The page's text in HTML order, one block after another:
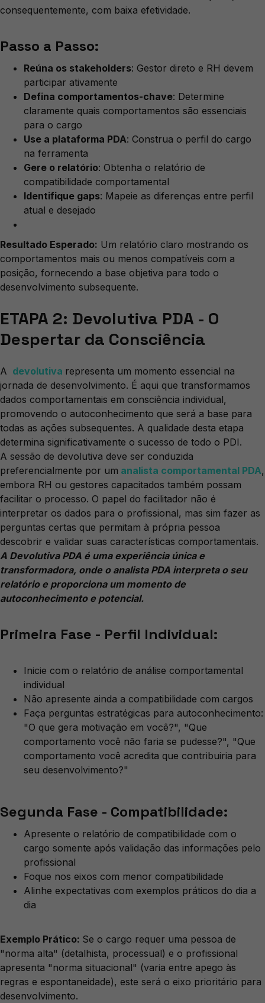
consequentemente, com baixa efetividade.
Passo a Passo:
Reúna os stakeholders: Gestor direto e RH devem
participar ativamente
Defina comportamentos-chave: Determine
claramente quais comportamentos são essenciais
para o cargo
Use a plataforma PDA: Construa o perfil do cargo
na ferramenta
Gere o relatório: Obtenha o relatório de
compatibilidade comportamental
Identifique gaps: Mapeie as diferenças entre perfil
atual e desejado
Resultado Esperado: Um relatório claro mostrando os
comportamentos mais ou menos compatíveis com a
posição, fornecendo a base objetiva para todo o
desenvolvimento subsequente.
ETAPA 2: Devolutiva PDA - O
Despertar da Consciência
A devolutiva representa um momento essencial na
jornada de desenvolvimento. É aqui que transformamos
dados comportamentais em consciência individual,
promovendo o autoconhecimento que será a base para
todas as ações subsequentes. A qualidade desta etapa
determina significativamente o sucesso de todo o PDI.
A sessão de devolutiva deve ser conduzida
preferencialmente por um analista comportamental PDA,
embora RH ou gestores capacitados também possam
facilitar o processo. O papel do facilitador não é
interpretar os dados para o profissional, mas sim fazer as
perguntas certas que permitam à própria pessoa
descobrir e validar suas características comportamentais.
A Devolutiva PDA é uma experiência única e
transformadora, onde o analista PDA interpreta o seu
relatório e proporciona um momento de
autoconhecimento e potencial.
Primeira Fase - Perfil Individual:
Inicie com o relatório de análise comportamental
individual
Não apresente ainda a compatibilidade com cargos
Faça perguntas estratégicas para autoconhecimento:
"O que gera motivação em você?", "Que
comportamento você não faria se pudesse?", "Que
comportamento você acredita que contribuiria para
seu desenvolvimento?"
Segunda Fase - Compatibilidade:
Apresente o relatório de compatibilidade com o
cargo somente após validação das informações pelo
profissional
Foque nos eixos com menor compatibilidade
Alinhe expectativas com exemplos práticos do dia a
dia
Exemplo Prático: Se o cargo requer uma pessoa de
"norma alta" (detalhista, processual) e o profissional
apresenta "norma situacional" (varia entre apego às
regras e espontaneidade), este será o eixo prioritário para
desenvolvimento.